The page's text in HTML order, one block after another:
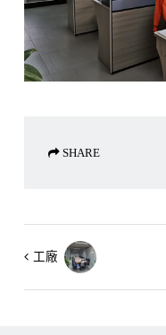
SHARE
工廠